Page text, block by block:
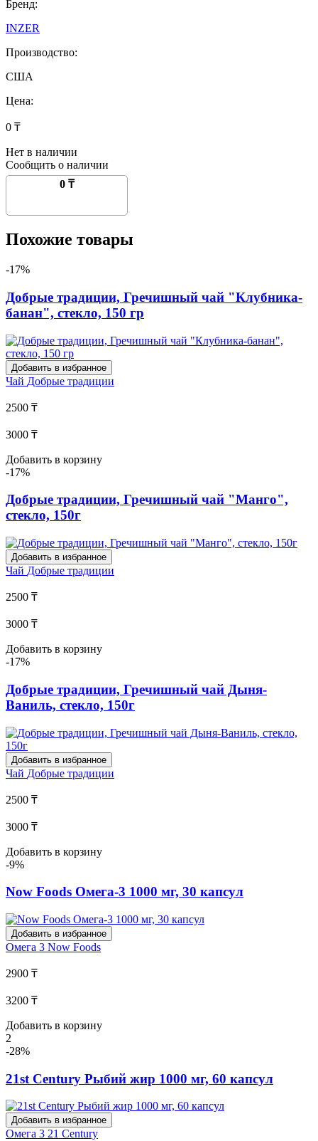
Бренд:
INZER
Производство:
США
Цена:
0 ₸
Нет в наличии
Сообщить о наличии
0 ₸
Похожие товары
-17%
Добрые традиции, Гречишный чай "Клубника-
банан", стекло, 150 гр
Добавить в избранное
Чай Добрые традиции
2500 ₸
3000 ₸
Добавить в корзину
-17%
Добрые традиции, Гречишный чай "Манго",
стекло, 150г
Добавить в избранное
Чай Добрые традиции
2500 ₸
3000 ₸
Добавить в корзину
-17%
Добрые традиции, Гречишный чай Дыня-
Ваниль, стекло, 150г
Добавить в избранное
Чай Добрые традиции
2500 ₸
3000 ₸
Добавить в корзину
-9%
Now Foods Омега-3 1000 мг, 30 капсул
Добавить в избранное
Омега 3 Now Foods
2900 ₸
3200 ₸
Добавить в корзину
2
-28%
21st Century Рыбий жир 1000 мг, 60 капсул
Добавить в избранное
Омега 3 21 Century